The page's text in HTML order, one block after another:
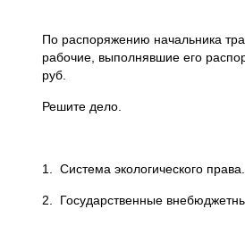
По распоряжению начальника
рабочие, выполнявшие его
руб.
Решите дело.
1. Система экологического права.
2. Государственные